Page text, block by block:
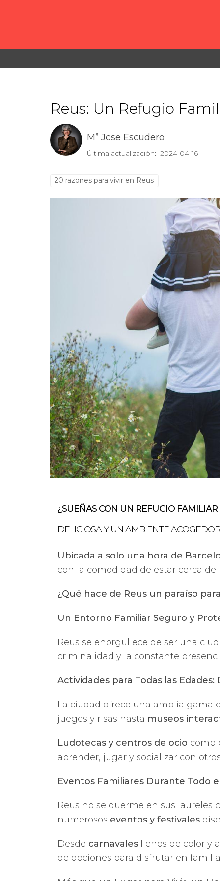
Reus: Un Refugio
Mª Jose Escudero
Última actualización: 2024-04-16
20 razones para vivir en Reus
¿SUEÑAS CON UN REFUGIO
DELICIOSA Y UN AMBIENTE
Ubicada a solo una hora de
con la comodidad de estar cerca
¿Qué hace de Reus un paraíso
Un Entorno Familiar Seguro y
Reus se enorgullece de ser una
criminalidad y la constante
Actividades para Todas las Edades:
La ciudad ofrece una amplia gama
juegos y risas hasta museos
Ludotecas y centros de ocio
aprender, jugar y socializar con
Eventos Familiares Durante Todo
Reus no se duerme en sus laureles
numerosos eventos y festivales
Desde carnavales llenos de color y
de opciones para disfrutar en